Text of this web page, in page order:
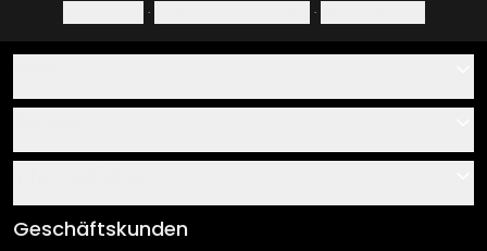
· ·
Über uns
Klebe- und Montageanleitungen
AGB
Geschäftskunden